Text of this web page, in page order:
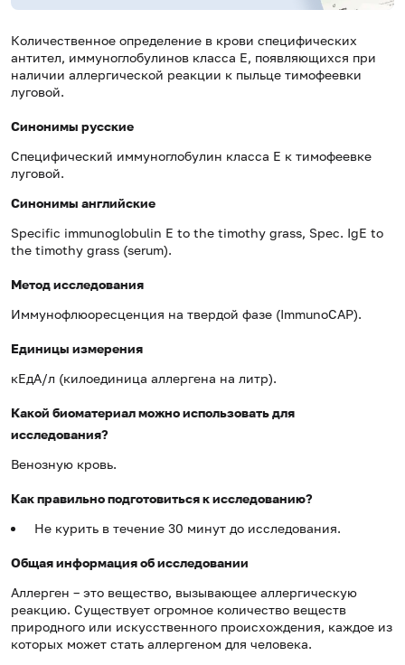
Количественное определение в крови специфических
антител, иммуноглобулинов класса E, появляющихся при
наличии аллергической реакции к пыльце тимофеевки
луговой.
Синонимы русские
Специфический иммуноглобулин класса Е к тимофеевке
луговой.
Синонимы английские
Specific immunoglobulin E to the timothy grass, Spec. IgE to
the timothy grass (serum).
Метод исследования
Иммунофлюоресценция на твердой фазе (ImmunoCAP).
Единицы измерения
кЕдА/л (килоединица аллергена на литр).
Какой биоматериал можно использовать для
исследования?
Венозную кровь.
Как правильно подготовиться к исследованию?
Не курить в течение 30 минут до исследования.
Общая информация об исследовании
Аллерген – это вещество, вызывающее аллергическую
реакцию. Существует огромное количество веществ
природного или искусственного происхождения, каждое из
которых может стать аллергеном для человека.